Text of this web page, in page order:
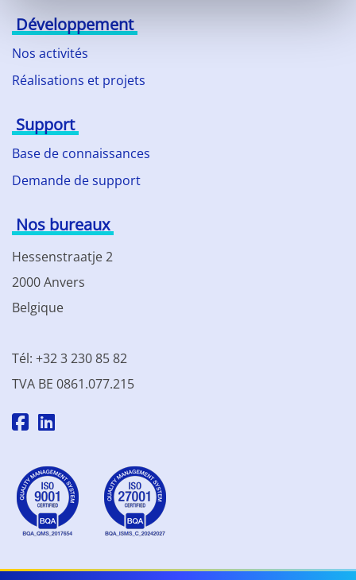
Développement
Nos activités
Réalisations et projets
Support
Base de connaissances
Demande de support
Nos bureaux
Hessenstraatje 2
2000 Anvers
Belgique
Tél: +32 3 230 85 82
TVA BE 0861.077.215